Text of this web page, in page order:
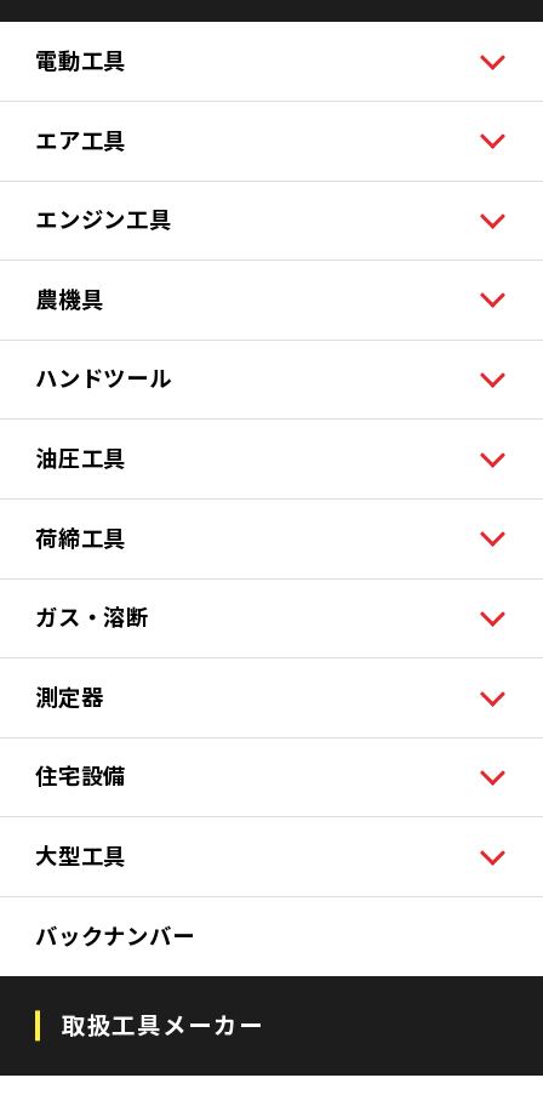
電動工具
エア工具
エンジン工具
農機具
ハンドツール
油圧工具
荷締工具
ガス・溶断
測定器
住宅設備
大型工具
バックナンバー
取扱工具メーカー